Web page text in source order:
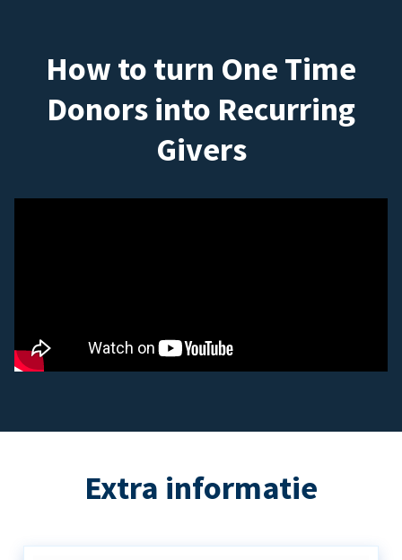
How to turn One Time
Donors into Recurring
Givers
Extra informatie